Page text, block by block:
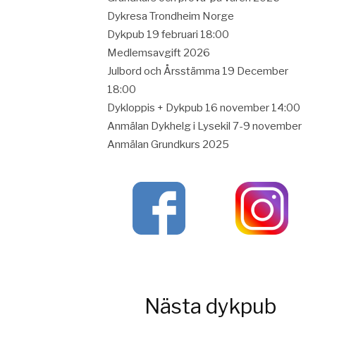
Dykresa Trondheim Norge
Dykpub 19 februari 18:00
Medlemsavgift 2026
Julbord och Årsstämma 19 December
18:00
Dykloppis + Dykpub 16 november 14:00
Anmälan Dykhelg i Lysekil 7-9 november
Anmälan Grundkurs 2025
Nästa dykpub